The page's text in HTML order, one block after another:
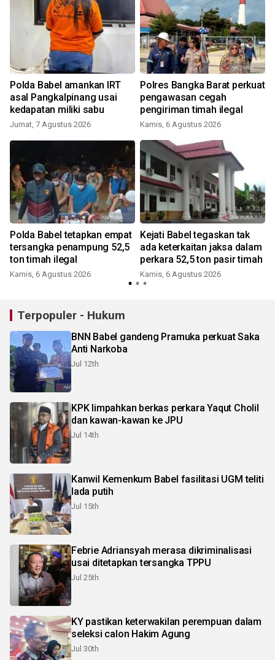
Polda Babel amankan IRT
asal Pangkalpinang usai
kedapatan miliki sabu
Jumat, 7 Agustus 2026
Polres Bangka Barat perkuat
pengawasan cegah
pengiriman timah ilegal
Kamis, 6 Agustus 2026
Polda Babel tetapkan empat
tersangka penampung 52,5
ton timah ilegal
Kamis, 6 Agustus 2026
Kejati Babel tegaskan tak
ada keterkaitan jaksa dalam
perkara 52,5 ton pasir timah
Kamis, 6 Agustus 2026
Terpopuler - Hukum
BNN Babel gandeng Pramuka perkuat Saka
Anti Narkoba
Jul 12th
KPK limpahkan berkas perkara Yaqut Cholil
dan kawan-kawan ke JPU
Jul 14th
Kanwil Kemenkum Babel fasilitasi UGM teliti
lada putih
Jul 15th
Febrie Adriansyah merasa dikriminalisasi
usai ditetapkan tersangka TPPU
Jul 25th
KY pastikan keterwakilan perempuan dalam
seleksi calon Hakim Agung
Jul 30th